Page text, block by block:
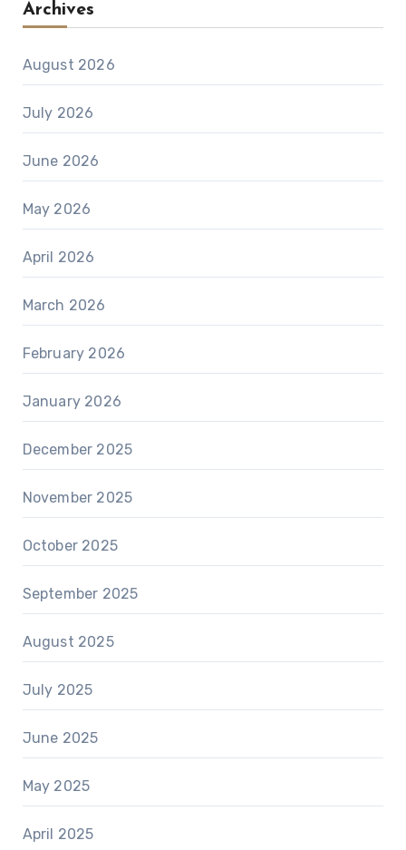
Archives
August 2026
July 2026
June 2026
May 2026
April 2026
March 2026
February 2026
January 2026
December 2025
November 2025
October 2025
September 2025
August 2025
July 2025
June 2025
May 2025
April 2025